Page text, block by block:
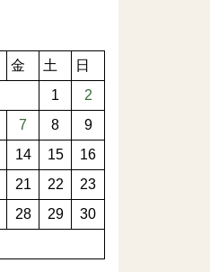
金 土
日
1
2
7 8
9
14 15
16
21 22
23
28 29
30